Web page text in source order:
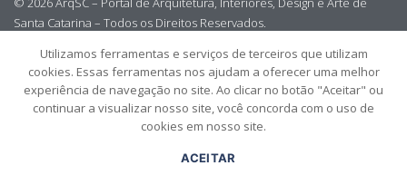
Santa Catarina – Todos os Direitos Reservados.
Utilizamos ferramentas e serviços de terceiros que utilizam
cookies. Essas ferramentas nos ajudam a oferecer uma melhor
experiência de navegação no site. Ao clicar no botão "Aceitar" ou
continuar a visualizar nosso site, você concorda com o uso de
cookies em nosso site.
ACEITAR